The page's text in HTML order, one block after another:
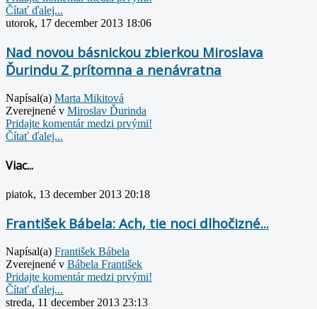
Čítať ďalej...
utorok, 17 december 2013 18:06
Nad novou básnickou zbierkou Miroslava
Ďurindu Z prítomna a nenávratna
Napísal(a) Marta Mikitová
Zverejnené v Miroslav Ďurinda
Pridajte komentár medzi prvými!
Čítať ďalej...
Viac...
piatok, 13 december 2013 20:18
František Bábela: Ach, tie noci dlhočizné...
Napísal(a) František Bábela
Zverejnené v Bábela František
Pridajte komentár medzi prvými!
Čítať ďalej...
streda, 11 december 2013 23:13